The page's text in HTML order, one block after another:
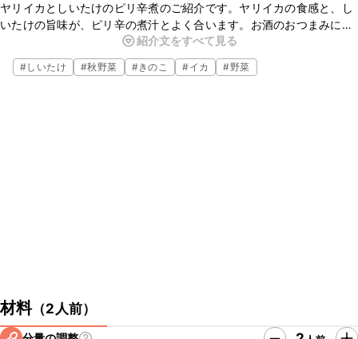
ヤリイカとしいたけのピリ辛煮のご紹介です。ヤリイカの食感と、し
いたけの旨味が、ピリ辛の煮汁とよく合います。お酒のおつまみにも
ぴったりな一品です。お好み野菜を入れるとアレンジが広がりますの
で、ぜひお試しくださいね。
紹介文をすべて見る
#しいたけ #秋野菜 #きのこ #イカ #野菜
材料（2人前）